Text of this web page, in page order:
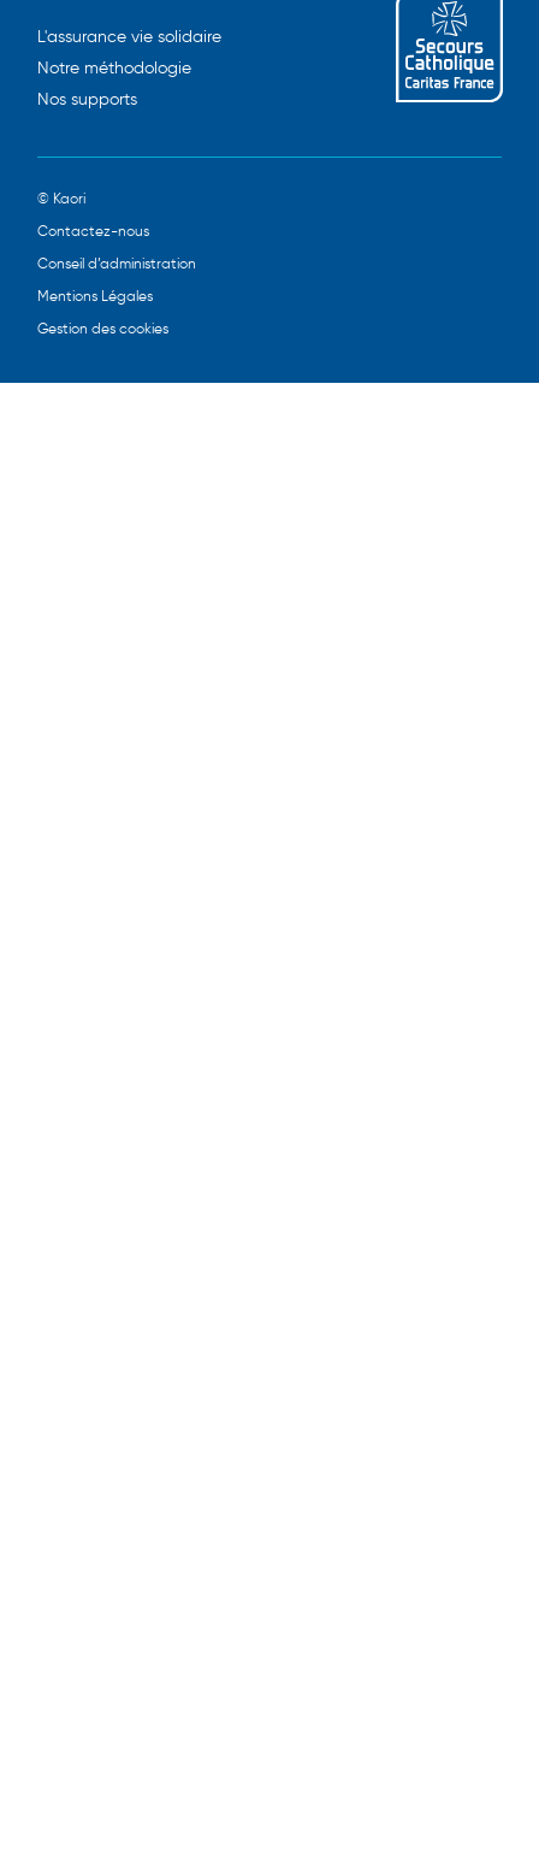
L'assurance vie solidaire
Notre méthodologie
Nos supports
© Kaori
Contactez-nous
Conseil d’administration
Mentions Légales
Gestion des cookies